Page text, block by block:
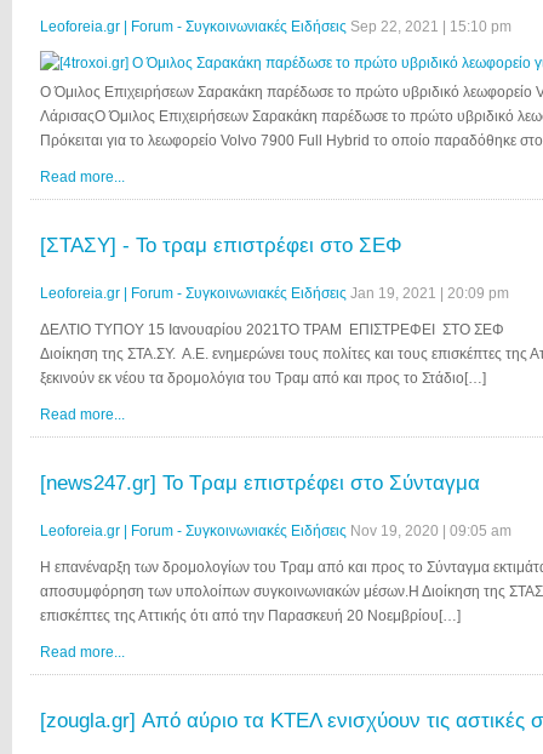
Leoforeia.gr | Forum - Συγκοινωνιακές Ειδήσεις Sep 22, 2021 | 15:10 pm
Ο Όμιλος Επιχειρήσεων Σαρακάκη παρέδωσε το πρώτο υβριδικό
ΛάρισαςΟ Όμιλος Επιχειρήσεων Σαρακάκη παρέδωσε το πρώτο υβριδικό
Πρόκειται για το λεωφορείο Volvo 7900 Full Hybrid το οποίο παραδόθηκε
Read more...
[ΣΤΑΣΥ] - Το τραμ επιστρέφει στο ΣΕΦ
Leoforeia.gr | Forum - Συγκοινωνιακές Ειδήσεις Jan 19, 2021 | 20:09 pm
ΔΕΛΤΙΟ ΤΥΠΟΥ 15 Ιανουαρίου 2021ΤΟ
Διοίκηση της ΣΤΑ.ΣΥ. Α.Ε. ενημερώνει τους πολίτες και τους επισκέπτες της
ξεκινούν εκ νέου τα δρομολόγια του Τραμ από και προς το Στάδιο[…]
Read more...
[news247.gr] Το Τραμ επιστρέφει στο Σύνταγμα
Leoforeia.gr | Forum - Συγκοινωνιακές Ειδήσεις Nov 19, 2020 | 09:05 am
Η επανέναρξη των δρομολογίων του Τραμ από και προς το Σύνταγμα
αποσυμφόρηση των υπολοίπων συγκοινωνιακών μέσων.Η Διοίκηση της
επισκέπτες της Αττικής ότι από την Παρασκευή 20 Νοεμβρίου[…]
Read more...
[zougla.gr] Από αύριο τα ΚΤΕΛ ενισχύουν τις αστικές